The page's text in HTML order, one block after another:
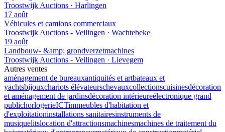
Troostwijk Auctions · Harlingen
17 août
Véhicules et camions commerciaux
Troostwijk Auctions - Veilingen · Wachtebeke
19 août
Landbouw- &amp; grondverzetmachines
Troostwijk Auctions - Veilingen · Lievegem
Autres ventes
aménagement de bureauxantiquités et artbateaux et
yachtsbijouxchariots élévateurschevauxcollectionscuisinesdécoration
et aménagement de jardinsdécoration intérieureélectronique grand
publichorlogerieICTimmeubles d'habitation et
d'exploitationinstallations sanitairesinstruments de
musiquelitslocation d'attractionsmachinesmachines de traitement du